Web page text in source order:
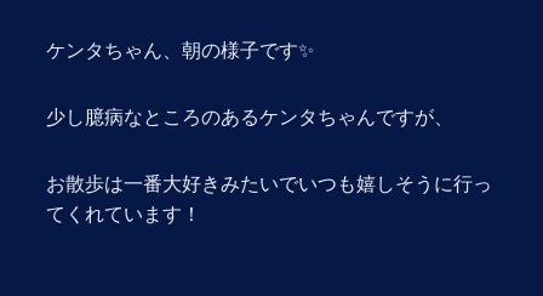
ケンタちゃん、朝の様子です✨
少し臆病なところのあるケンタちゃんですが、
お散歩は一番大好きみたいでいつも嬉しそうに行っ
てくれています！